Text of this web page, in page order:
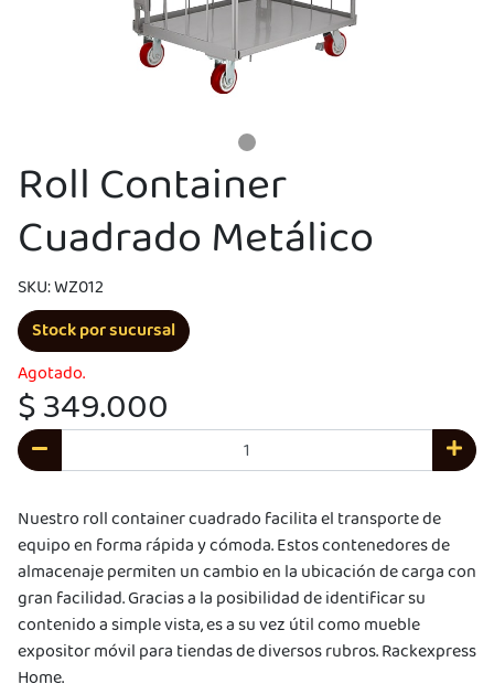
correo y
premios
JUGAR
Roll Container
Cuadrado Metálico
SKU: WZ012
Stock por sucursal
Agotado.
$ 349.000
Nuestro roll container cuadrado facilita el transporte de
equipo en forma rápida y cómoda. Estos contenedores de
almacenaje permiten un cambio en la ubicación de carga con
gran facilidad. Gracias a la posibilidad de identificar su
contenido a simple vista, es a su vez útil como mueble
expositor móvil para tiendas de diversos rubros. Rackexpress
Home.